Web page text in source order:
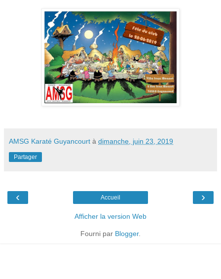
AMSG Karaté Guyancourt à dimanche, juin 23, 2019
Partager
‹ ›
Accueil
Afficher la version Web
Fourni par Blogger.